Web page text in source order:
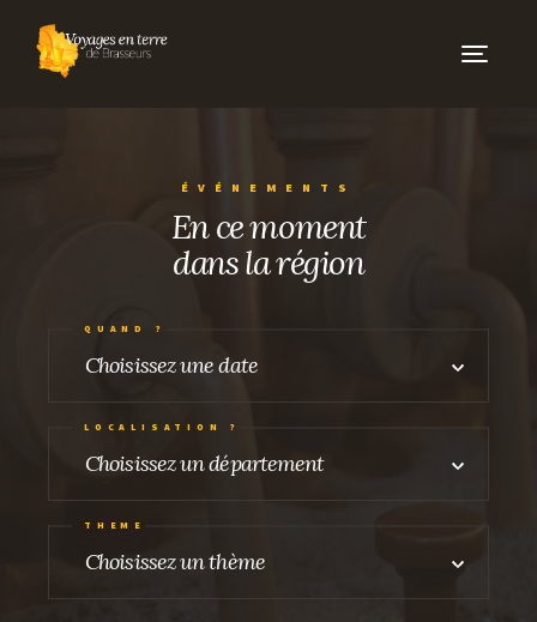
Toggle
LES BRASSEURS
AUTOUR DES BRASSERIES
CULTURE & LOISIRS
ÉVÉNEMENTS
En ce moment
dans la région
QUAND ?
Choisissez une date
LOCALISATION ?
Choisissez un département
THEME
Choisissez un thème